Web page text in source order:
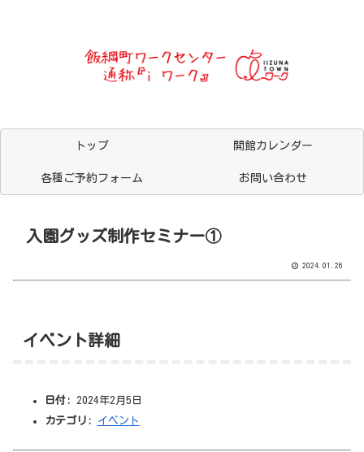
トップ 開館カレンダー
各種ご予約フォーム お問い合わせ
入園グッズ制作セミナー①
2024.01.26
イベント詳細
日付:
2024年2月5日
カテゴリ:
イベント